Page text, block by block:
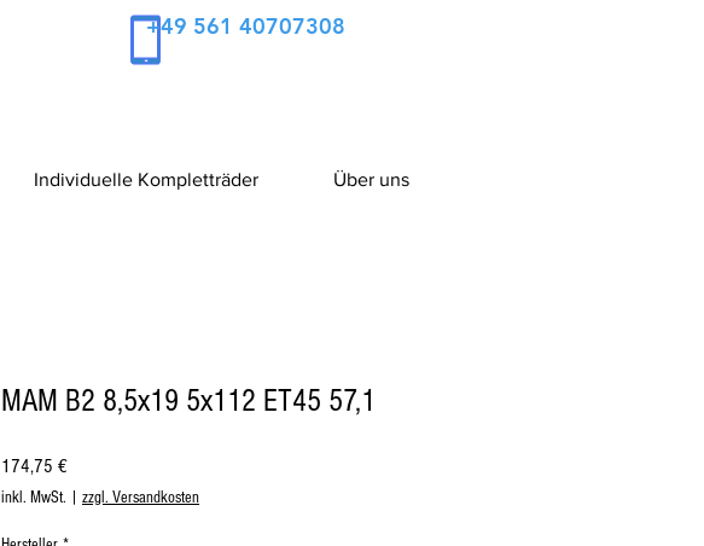
+49 561 40707308
Individuelle Kompletträder Über uns
MAM B2 8,5x19 5x112 ET45 57,1
174,75 €Preis
inkl. MwSt. zzgl. Versandkosten